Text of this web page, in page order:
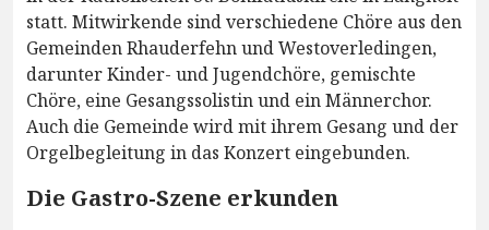
statt. Mitwirkende sind verschiedene Chöre aus den
Gemeinden Rhauderfehn und Westoverledingen,
darunter Kinder- und Jugendchöre, gemischte
Chöre, eine Gesangssolistin und ein Männerchor.
Auch die Gemeinde wird mit ihrem Gesang und der
Orgelbegleitung in das Konzert eingebunden.
Die Gastro-Szene erkunden